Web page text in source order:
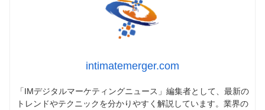
intimatemerger.com
「IMデジタルマーケティングニュース」編集者として、最新の
トレンドやテクニックを分かりやすく解説しています。業界の